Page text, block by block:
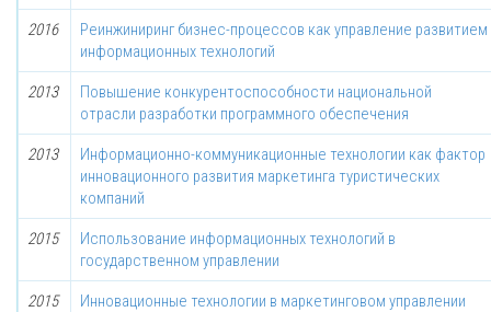
2016
Реинжиниринг бизнес-процессов как управление развитием
информационных технологий
2013
Повышение конкурентоспособности национальной
отрасли разработки программного обеспечения
2013
Информационно-коммуникационные технологии как фактор
инновационного развития маркетинга туристических
компаний
2015
Использование информационных технологий в
государственном управлении
2015 Инновационные технологии в маркетинговом управлении